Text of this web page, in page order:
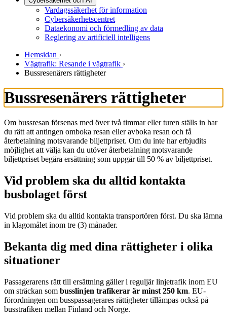
Vardagssäkerhet för information
Cybersäkerhetscentret
Dataekonomi och förmedling av data
Reglering av artificiell intelligens
Hemsidan ›
Vägtrafik: Resande i vägtrafik ›
Bussresenärers rättigheter
Bussresenärers rättigheter
Om bussresan försenas med över två timmar eller turen ställs in har
du rätt att antingen omboka resan eller avboka resan och få
återbetalning motsvarande biljettpriset. Om du inte har erbjudits
möjlighet att välja kan du utöver återbetalning motsvarande
biljettpriset begära ersättning som uppgår till 50 % av biljettpriset.
Vid problem ska du alltid kontakta
busbolaget först
Vid problem ska du alltid kontakta transportören först. Du ska lämna
in klagomålet inom tre (3) månader.
Bekanta dig med dina rättigheter i olika
situationer
Passagerarens rätt till ersättning gäller i reguljär linjetrafik inom EU
om sträckan som busslinjen trafikerar är minst 250 km. EU-
förordningen om busspassagerares rättigheter tillämpas också på
busstrafiken mellan Finland och Norge.